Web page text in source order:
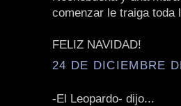
comenzar le traiga toda
FELIZ NAVIDAD!
24 DE DICIEMBRE
-El Leopardo- dijo...